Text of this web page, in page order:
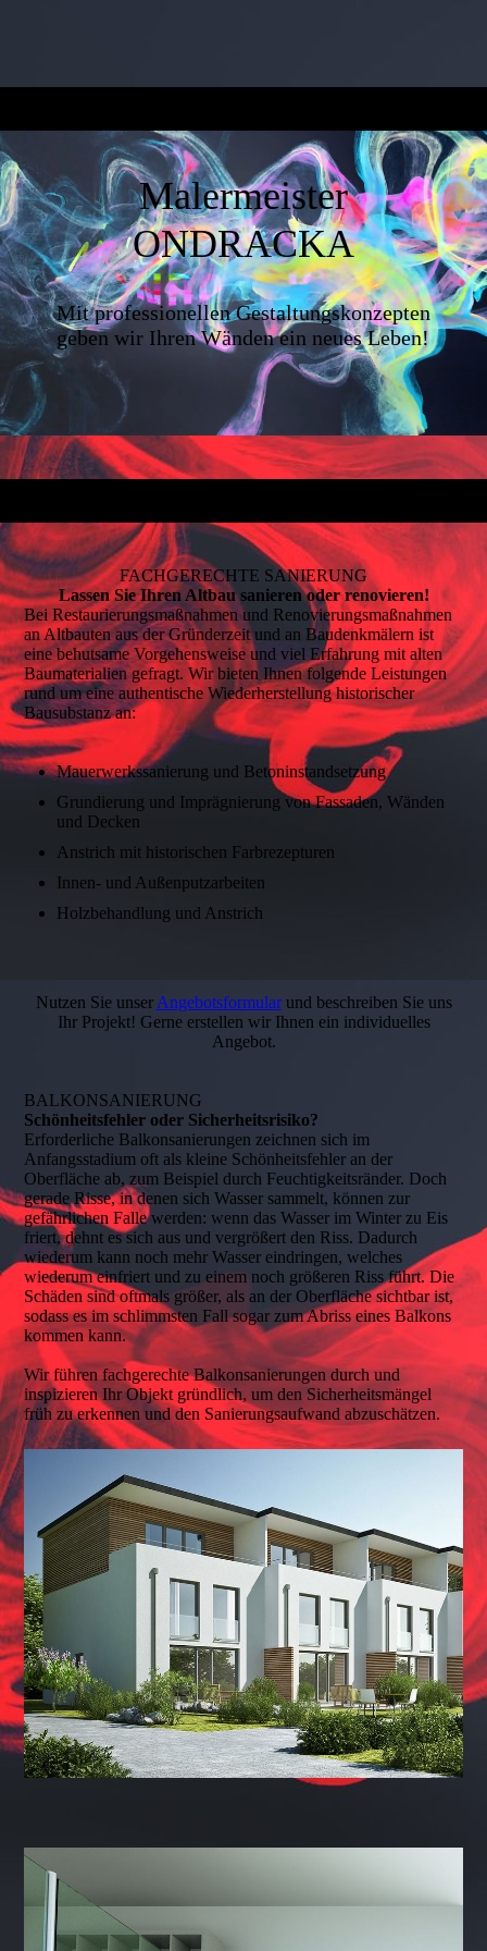
Malermeister
ONDRACKA
Mit professionellen Gestaltungskonzepten
geben wir Ihren Wänden ein neues Leben!
FACHGERECHTE SANIERUNG
Lassen Sie Ihren Altbau sanieren oder renovieren!
Bei Restaurierungsmaßnahmen und Renovierungsmaßnahmen
an Altbauten aus der Gründerzeit und an Baudenkmälern ist
eine behutsame Vorgehensweise und viel Erfahrung mit alten
Baumaterialien gefragt. Wir bieten Ihnen folgende Leistungen
rund um eine authentische Wiederherstellung historischer
Bausubstanz an:
Mauerwerkssanierung und Betoninstandsetzung
Grundierung und Imprägnierung von Fassaden, Wänden
und Decken
Anstrich mit historischen Farbrezepturen
Innen- und Außenputzarbeiten
Holzbehandlung und Anstrich
Nutzen Sie unser Angebotsformularund beschreiben Sie uns
Ihr Projekt! Gerne erstellen wir Ihnen ein individuelles
Angebot.
BALKONSANIERUNG
Schönheitsfehler oder Sicherheitsrisiko?
Erforderliche Balkonsanierungen zeichnen sich im
Anfangsstadium oft als kleine Schönheitsfehler an der
Oberfläche ab, zum Beispiel durch Feuchtigkeitsränder. Doch
gerade Risse, in denen sich Wasser sammelt, können zur
gefährlichen Falle werden: wenn das Wasser im Winter zu Eis
friert, dehnt es sich aus und vergrößert den Riss. Dadurch
wiederum kann noch mehr Wasser eindringen, welches
wiederum einfriert und zu einem noch größeren Riss führt. Die
Schäden sind oftmals größer, als an der Oberfläche sichtbar ist,
sodass es im schlimmsten Fall sogar zum Abriss eines Balkons
kommen kann.
Wir führen fachgerechte Balkonsanierungen durch und
inspizieren Ihr Objekt gründlich, um den Sicherheitsmängel
früh zu erkennen und den Sanierungsaufwand abzuschätzen.